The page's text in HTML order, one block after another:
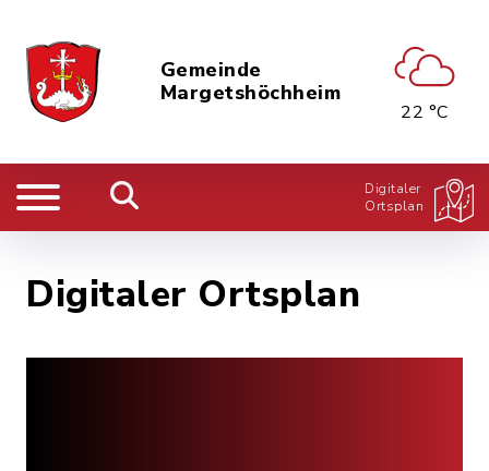
Gemeinde
Margetshöchheim
22 °C
Digitaler
Ortsplan
Digitaler Ortsplan